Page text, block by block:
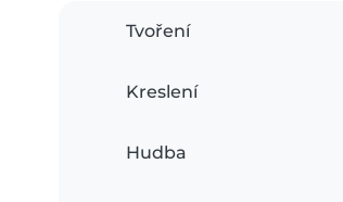
Tvoření
Kreslení
Hudba